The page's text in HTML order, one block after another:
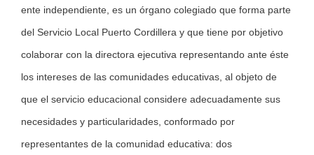
ente independiente, es un órgano colegiado que forma parte
del Servicio Local Puerto Cordillera y que tiene por objetivo
colaborar con la directora ejecutiva representando ante éste
los intereses de las comunidades educativas, al objeto de
que el servicio educacional considere adecuadamente sus
necesidades y particularidades, conformado por
representantes de la comunidad educativa: dos